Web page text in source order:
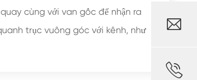
cùng với van gốc để nhận ra
trục vuông góc với kênh, như

